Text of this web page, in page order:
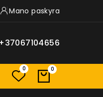
Mano paskyra
+37067104656
0 0